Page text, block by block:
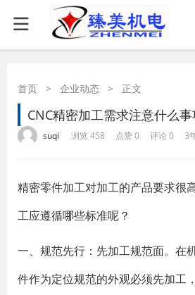
首页 > 企业动态 > 正文
CNC精密加工需求注意什么事
suqi 浏览 458 点赞 0 评论 0 3
精密零件加工对加工的产品要求很
工应遵循哪些标准呢？
一、规范先行：先加工规范面。在
件作为定位规范的外观必须先加工